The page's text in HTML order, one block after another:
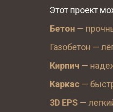
Этот проект
Бетон —
Газобетон —
Кирпич —
Каркас —
3D EPS —